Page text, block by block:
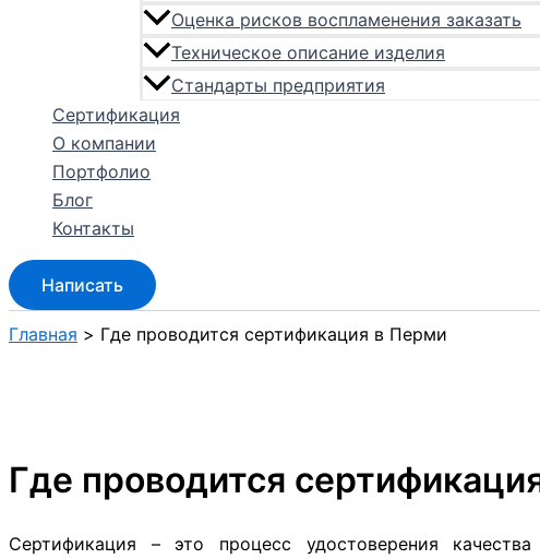
Оценка рисков воспламенения заказать
Техническое описание изделия
Стандарты предприятия
Сертификация
О компании
Портфолио
Блог
Контакты
Написать
Главная Где проводится сертификация в Перми
Где проводится
Сертификация – это процесс удостоверения